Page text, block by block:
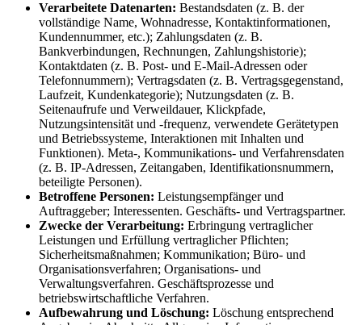
Verarbeitete Datenarten: Bestandsdaten (z. B. der
vollständige Name, Wohnadresse, Kontaktinformationen,
Kundennummer, etc.); Zahlungsdaten (z. B.
Bankverbindungen, Rechnungen, Zahlungshistorie);
Kontaktdaten (z. B. Post- und E-Mail-Adressen oder
Telefonnummern); Vertragsdaten (z. B. Vertragsgegenstand,
Laufzeit, Kundenkategorie); Nutzungsdaten (z. B.
Seitenaufrufe und Verweildauer, Klickpfade,
Nutzungsintensität und -frequenz, verwendete Gerätetypen
und Betriebssysteme, Interaktionen mit Inhalten und
Funktionen). Meta-, Kommunikations- und Verfahrensdaten
(z. B. IP-Adressen, Zeitangaben, Identifikationsnummern,
beteiligte Personen).
Betroffene Personen: Leistungsempfänger und
Auftraggeber; Interessenten. Geschäfts- und Vertragspartner.
Zwecke der Verarbeitung: Erbringung vertraglicher
Leistungen und Erfüllung vertraglicher Pflichten;
Sicherheitsmaßnahmen; Kommunikation; Büro- und
Organisationsverfahren; Organisations- und
Verwaltungsverfahren. Geschäftsprozesse und
betriebswirtschaftliche Verfahren.
Aufbewahrung und Löschung: Löschung entsprechend